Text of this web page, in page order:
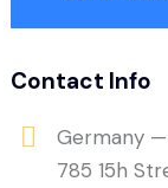
Contact Info
Germany —
785 15h